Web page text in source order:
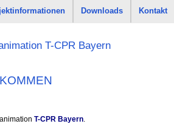
Downloads Kontakt
T-CPR Bayern
T-CPR Bayern